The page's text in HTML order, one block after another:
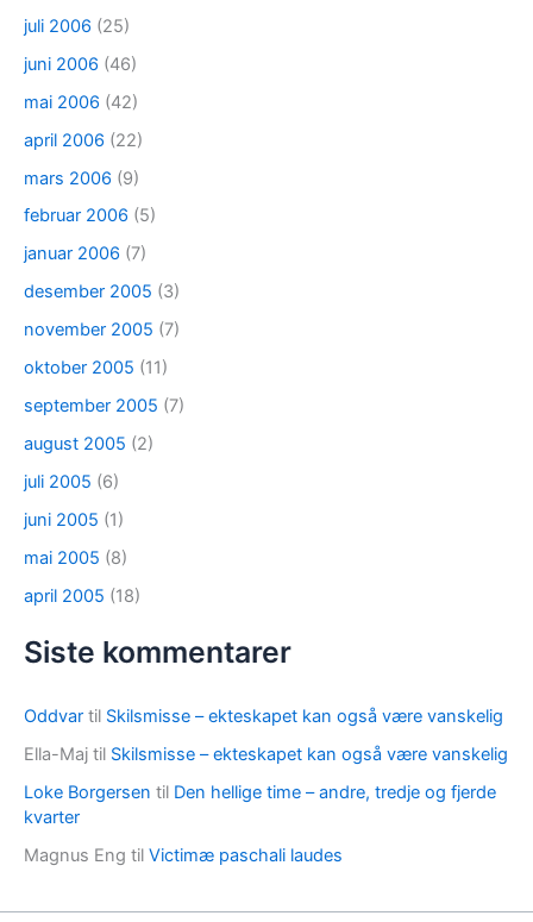
juli 2006 (25)
juni 2006 (46)
mai 2006 (42)
april 2006 (22)
mars 2006 (9)
februar 2006 (5)
januar 2006 (7)
desember 2005 (3)
november 2005 (7)
oktober 2005 (11)
september 2005 (7)
august 2005 (2)
juli 2005 (6)
juni 2005 (1)
mai 2005 (8)
april 2005 (18)
Siste kommentarer
Oddvar til Skilsmisse – ekteskapet kan også være vanskelig
Ella-Maj til Skilsmisse – ekteskapet kan også være vanskelig
Loke Borgersen til Den hellige time – andre, tredje og fjerde
kvarter
Magnus Eng til Victimæ paschali laudes